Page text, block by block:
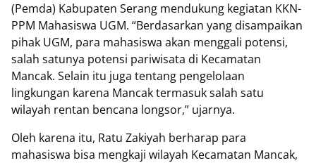
(Pemda) Kabupaten Serang mendukung kegiatan KKN-
PPM Mahasiswa UGM. “Berdasarkan yang disampaikan
pihak UGM, para mahasiswa akan menggali potensi,
salah satunya potensi pariwisata di Kecamatan
Mancak. Selain itu juga tentang pengelolaan
lingkungan karena Mancak termasuk salah satu
wilayah rentan bencana longsor,” ujarnya.
Oleh karena itu, Ratu Zakiyah berharap para
mahasiswa bisa mengkaji wilayah Kecamatan Mancak,